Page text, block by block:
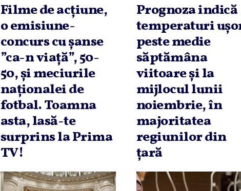
Filme de acţiune,
o emisiune-
concurs cu şanse
”ca-n viaţă”, 50-
50, şi meciurile
naţionalei de
fotbal. Toamna
asta, lasă-te
surprins la Prima
TV!
Prognoza indică
temperaturi
peste medie
săptămâna
viitoare şi la
mijlocul lunii
noiembrie, în
majoritatea
regiunilor din
ţară